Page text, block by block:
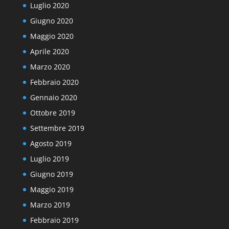
Luglio 2020
Giugno 2020
Maggio 2020
Aprile 2020
Marzo 2020
Febbraio 2020
Gennaio 2020
Ottobre 2019
Settembre 2019
Agosto 2019
Luglio 2019
Giugno 2019
Maggio 2019
Marzo 2019
Febbraio 2019